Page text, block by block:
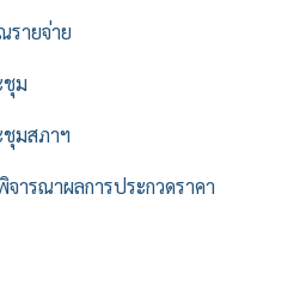
ายจ่าย
ชุม
ชุมสภาฯ
ารณาผลการประกวดราคา